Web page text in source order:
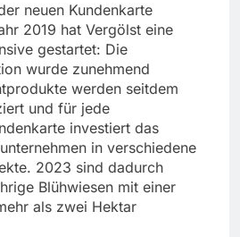
neuen Kundenkarte
2019 hat Vergölst eine
gestartet: Die
wurde zunehmend
werden seitdem
und für jede
investiert das
in verschiedene
2023 sind dadurch
Blühwiesen mit einer
als zwei Hektar